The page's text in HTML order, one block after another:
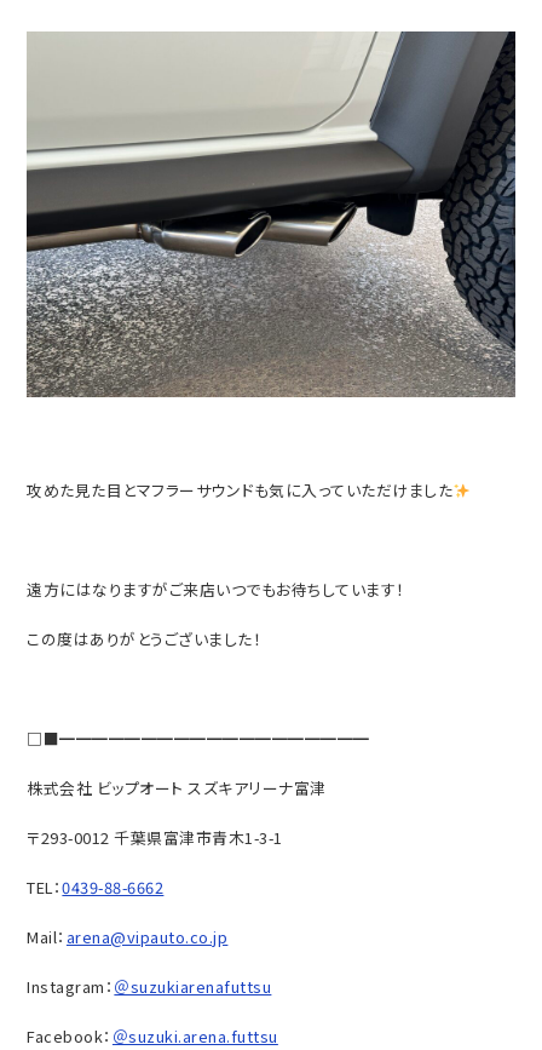
攻めた見た目とマフラーサウンドも気に入っていただけました
遠方にはなりますがご来店いつでもお待ちしています！
この度はありがとうございました！
□■━━━━━━━━━━━━━━━━━━━
株式会社 ビップオート スズキアリーナ富津
〒293-0012 千葉県富津市青木1-3-1
TEL：0439-88-6662
Mail： arena@vipauto.co.jp
Instagram： ＠suzukiarenafuttsu
Facebook： ＠suzuki.arena.futtsu